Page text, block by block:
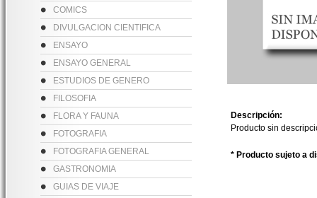
COMICS
DIVULGACION CIENTIFICA
ENSAYO
ENSAYO GENERAL
ESTUDIOS DE GENERO
FILOSOFIA
FLORA Y FAUNA
FOTOGRAFIA
FOTOGRAFIA GENERAL
GASTRONOMIA
GUIAS DE VIAJE
Descripción:
Producto sin
* Producto sujeto a